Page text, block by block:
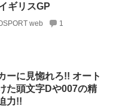
ギリスGP
web 1
ーに見惚れろ!! オート
た頭文字Dや007の精
力!!